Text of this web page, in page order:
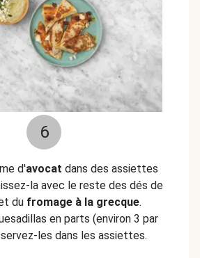
6
d'avocat dans des assiettes
la avec le reste des dés de
du fromage à la grecque.
en parts (environ 3 par
les dans les assiettes.